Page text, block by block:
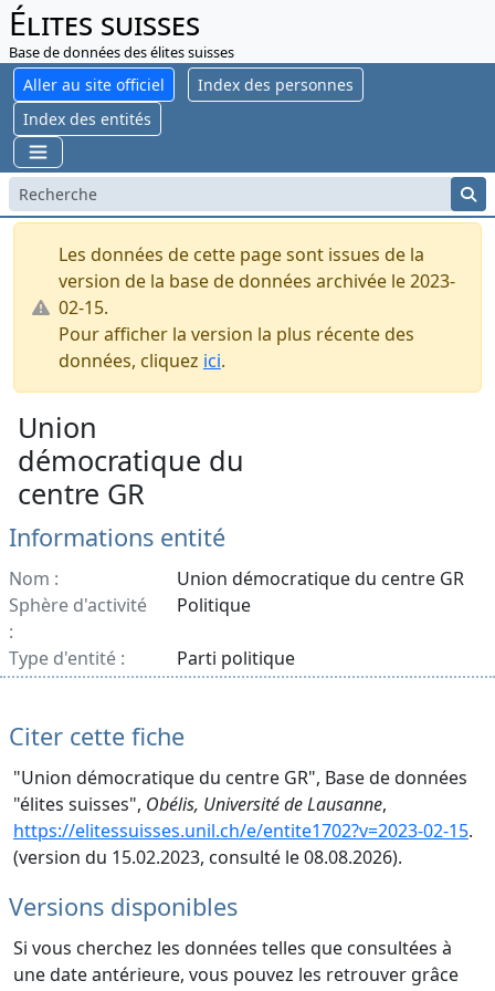
Élites suisses
Base de données des élites suisses
Aller au site officiel
Index des personnes
Index des entités
Les données de cette page sont issues de la
version de la base de données archivée le 2023-
02-15.
Pour afficher la version la plus récente des
données, cliquez ici.
Union
démocratique du
centre GR
Informations entité
Nom :
Union démocratique du centre GR
Sphère d'activité
:
Politique
Type d'entité : Parti politique
Citer cette fiche
"Union démocratique du centre GR", Base de données
"élites suisses", Obélis, Université de Lausanne,
https://elitessuisses.unil.ch/e/entite1702?v=2023-02-15.
(version du 15.02.2023, consulté le 08.08.2026).
Versions disponibles
Si vous cherchez les données telles que consultées à
une date antérieure, vous pouvez les retrouver grâce